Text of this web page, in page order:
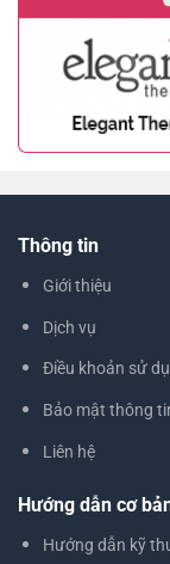
Thông tin
Giới thiệu
Dịch vụ
Điều khoản sử
Bảo mật thông
Liên hệ
Hướng dẫn cơ
Hướng dẫn kỹ